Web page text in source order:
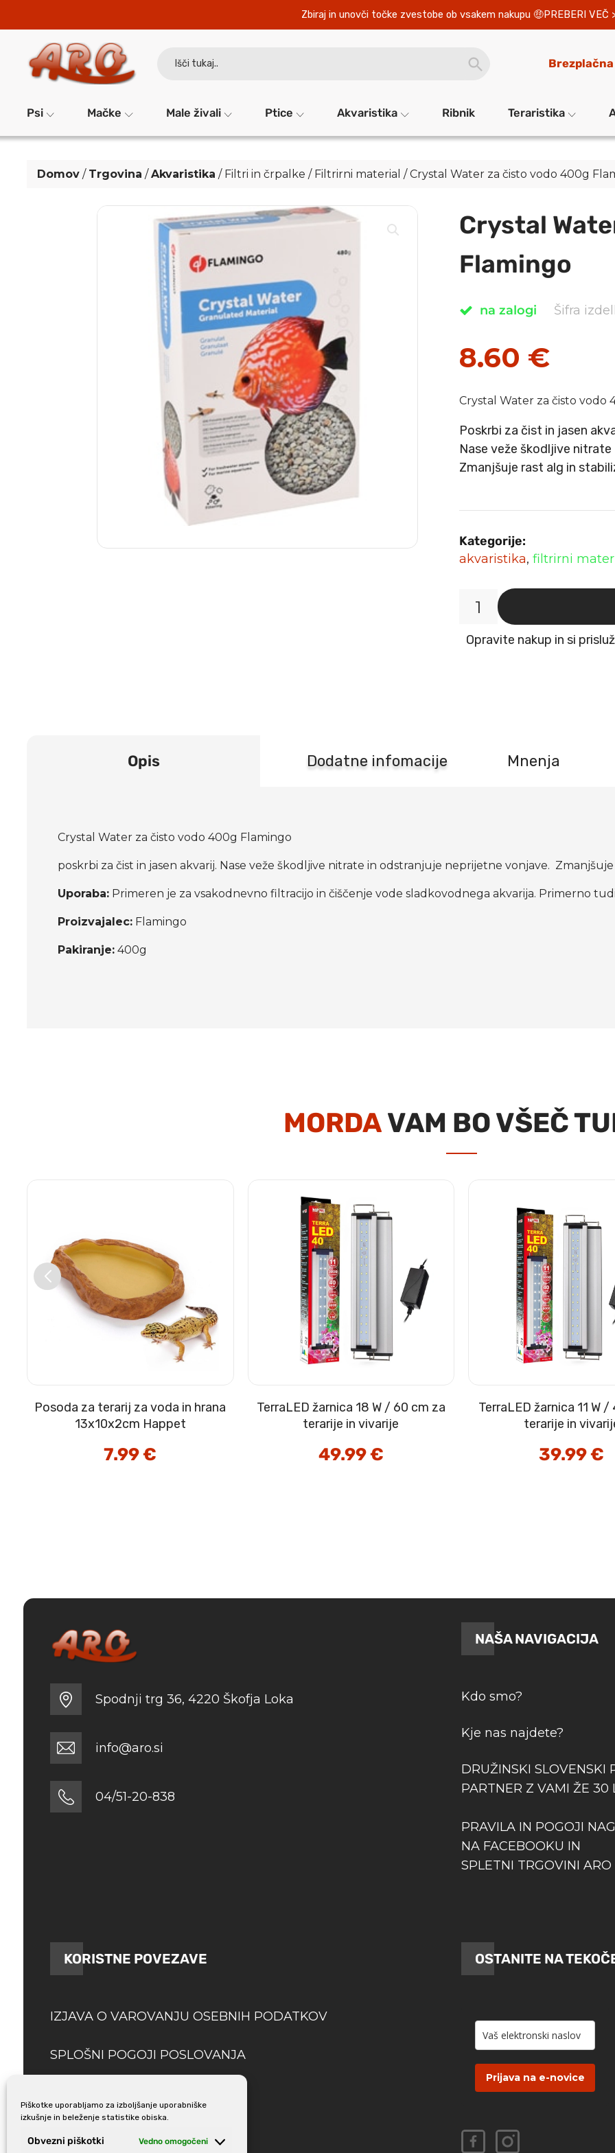
Piškotke uporabljamo za izboljšanje uporabniške
izkušnje in beleženje statistike obiska.
Obvezni piškotki Vedno omogočeni
Zbiraj in unovči točke zvestobe ob vsakem nakupu PREBERI VEČ
BUTTON
Psi Mačke Male živali Ptice Akvaristika Ribnik Teraristika
Domov / Trgovina /Akvaristika / Filtri in črpalke / Filtrirni material / Crystal Water za čisto vodo 400g
Crystal
Flamingo
na zalogi Šifra
8.60 €
Crystal Water za čisto vodo
Poskrbi za čist in jasen
Nase veže škodljive
Zmanjšuje rast alg in
Kategorije:
akvaristika, filtrirni
zaOpravite nakup in si
Opis Dodatne infomacije Mnenja
Crystal Water za čisto vodo 400g Flamingo
poskrbi za čist in jasen akvarij. Nase veže škodljive nitrate in odstranjuje neprijetne vonjave.
Uporaba: Primeren je za vsakodnevno filtracijo in čiščenje vode sladkovodnega akvarija. Primerno
Proizvajalec: Flamingo
Pakiranje: 400g
MORDAVAM BO VŠEČ
Posoda za terarij za voda in hrana
13x10x2cm Happet
7.99€
TerraLED žarnica 18 W / 60 cm za
terarije in vivarije
49.99€
TerraLED žarnica 11 W
terarije in
39.99€
Spodnji trg 36, 4220 Škofja Loka
info@aro.si
04/51-20-838
NAŠA NAVIGACIJA
Kdo smo?
Kje nas najdete?
DRUŽINSKI
PARTNER Z VAMI ŽE 30
PRAVILA IN POGOJI
NA FACEBOOKU IN
SPLETNI TRGOVINI ARO
KORISTNE POVEZAVE
IZJAVA O VAROVANJU OSEBNIH PODATKOV
SPLOŠNI POGOJI POSLOVANJA
OSTANITE NA
Prijava na e-novice